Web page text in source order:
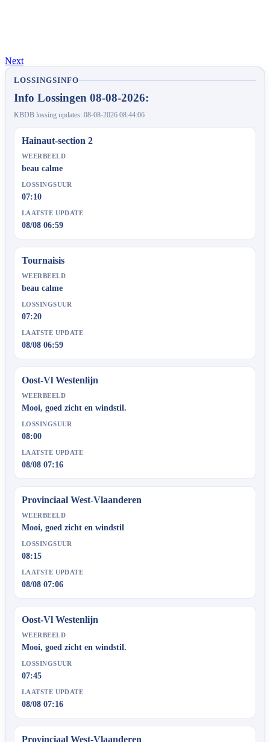
Next
LOSSINGSINFO
Info Lossingen 08-08-2026:
KBDB lossing updates: 08-08-2026 08:44:06
Hainaut-section 2
WEERBEELD
beau calme
LOSSINGSUUR
07:10
LAATSTE UPDATE
08/08 06:59
Tournaisis
WEERBEELD
beau calme
LOSSINGSUUR
07:20
LAATSTE UPDATE
08/08 06:59
Oost-Vl Westenlijn
WEERBEELD
Mooi, goed zicht en windstil.
LOSSINGSUUR
08:00
LAATSTE UPDATE
08/08 07:16
Provinciaal West-Vlaanderen
WEERBEELD
Mooi, goed zicht en windstil
LOSSINGSUUR
08:15
LAATSTE UPDATE
08/08 07:06
Oost-Vl Westenlijn
WEERBEELD
Mooi, goed zicht en windstil.
LOSSINGSUUR
07:45
LAATSTE UPDATE
08/08 07:16
Provinciaal West-Vlaanderen